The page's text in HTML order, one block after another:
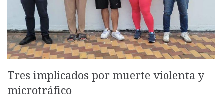
Tres implicados por muerte violenta y
microtráfico